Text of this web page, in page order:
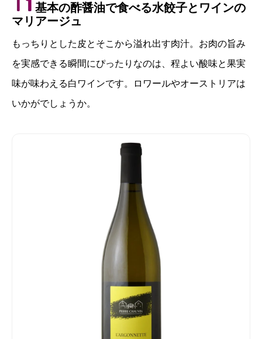
基本の酢醤油で食べる水餃子とワインの
マリアージュ
もっちりとした皮とそこから溢れ出す肉汁。お肉の旨み
を実感できる瞬間にぴったりなのは、程よい酸味と果実
味が味わえる白ワインです。ロワールやオーストリアは
いかがでしょうか。